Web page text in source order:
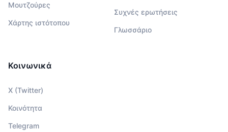
Μουτζούρες
Χάρτης ιστότοπου
Συχνές ερωτήσεις
Γλωσσάριο
Κοινωνικά
X (Twitter)
Κοινότητα
Telegram